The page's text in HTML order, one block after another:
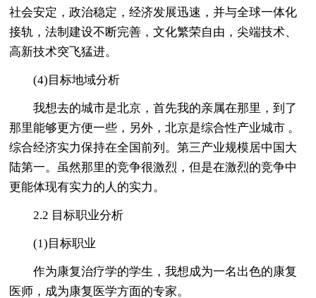
社会安定，政治稳定，经济发展迅速，并与全球一体化
接轨，法制建设不断完善，文化繁荣自由，尖端技术、
高新技术突飞猛进。
(4)目标地域分析
我想去的城市是北京，首先我的亲属在那里，到了
那里能够更方便一些，另外，北京是综合性产业城市 。
综合经济实力保持在全国前列。第三产业规模居中国大
陆第一。虽然那里的竞争很激烈，但是在激烈的竞争中
更能体现有实力的人的实力。
2.2 目标职业分析
(1)目标职业
作为康复治疗学的学生，我想成为一名出色的康复
医师，成为康复医学方面的专家。